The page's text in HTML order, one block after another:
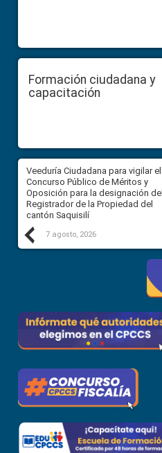
Formación ciudadana y
capacitación
Previous
Veeduría Ciudadana para vigilar el
Concurso Público de Méritos y
Oposición para la designación del
Registrador de la Propiedad del
cantón Saquisilí
7 agosto, 2026